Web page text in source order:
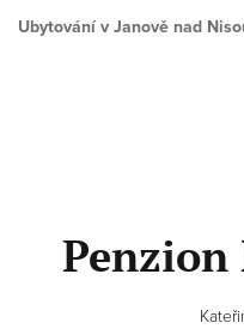
Ubytování v Janově nad
Penzion